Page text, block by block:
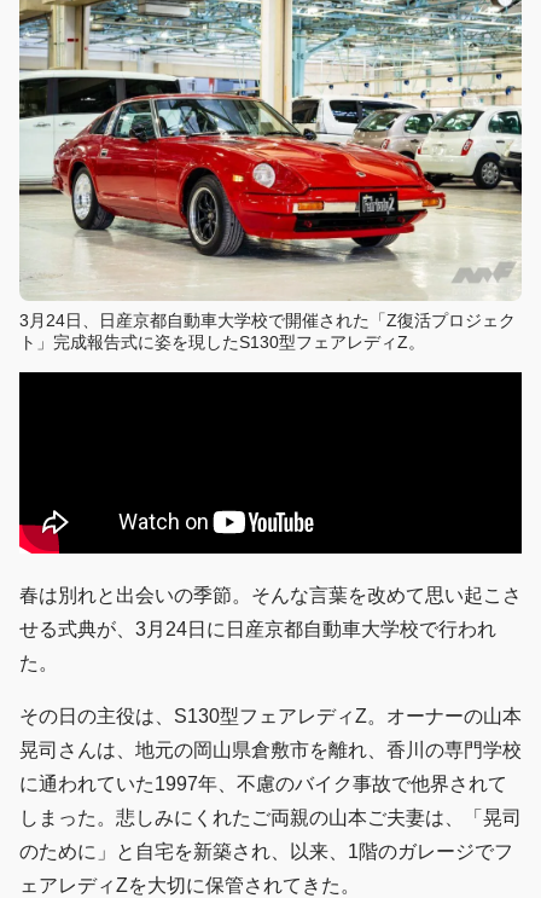
3月24日、日産京都自動車大学校で開催された「Z復活プロジェク
ト」完成報告式に姿を現したS130型フェアレディZ。
春は別れと出会いの季節。そんな言葉を改めて思い起こさ
せる式典が、3月24日に日産京都自動車大学校で行われ
た。
その日の主役は、S130型フェアレディZ。オーナーの山本
晃司さんは、地元の岡山県倉敷市を離れ、香川の専門学校
に通われていた1997年、不慮のバイク事故で他界されて
しまった。悲しみにくれたご両親の山本ご夫妻は、「晃司
のために」と自宅を新築され、以来、1階のガレージでフ
ェアレディZを大切に保管されてきた。